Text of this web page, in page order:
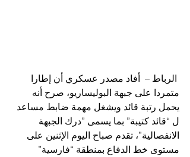
الرباط –  أفاد مصدر عسكري أن إطارا
متمردا على جبهة البوليساريو، صرح أنه
يحمل رتبة قائد ويشغل مهمة ضابط مساعد
ل “قائد كتيبة” بما يسمى ”درك الجبهة
الانفصالية”، تقدم صباح اليوم الإثنين على
مستوى خط الدفاع بمنطقة “فارسية”